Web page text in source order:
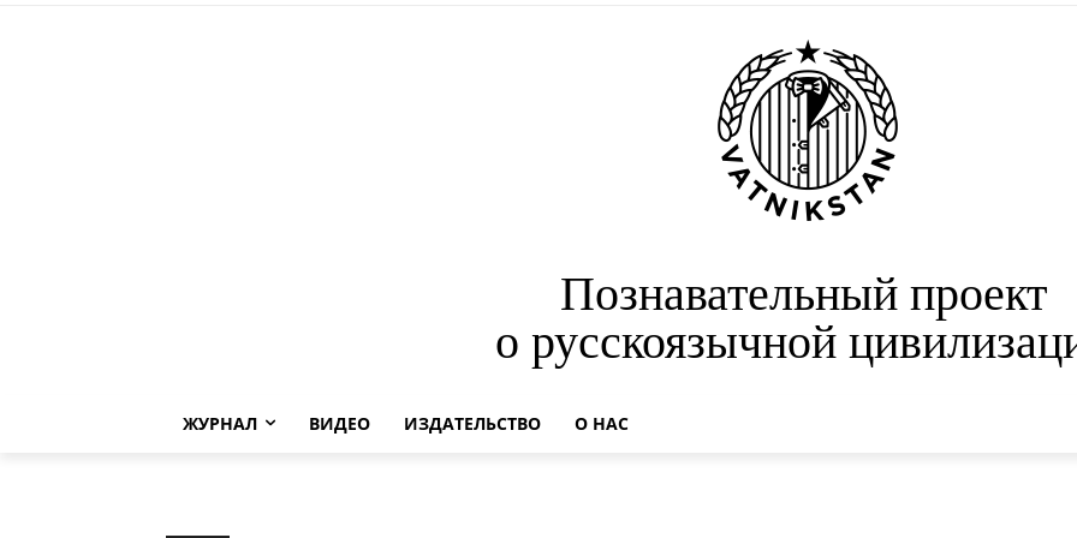
Познавательный проект
о русскоязычной
ЖУРНАЛ ВИДЕО ИЗДАТЕЛЬСТВО О НАС